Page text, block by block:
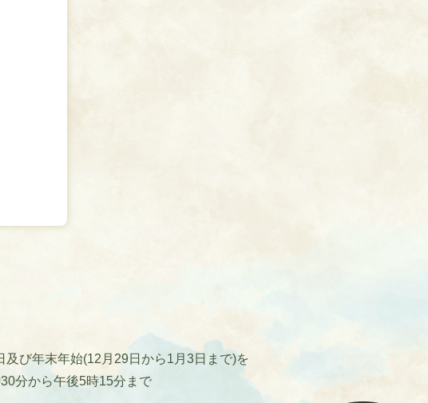
及び年末年始(12月29日から1月3日まで)を
分から午後5時15分まで